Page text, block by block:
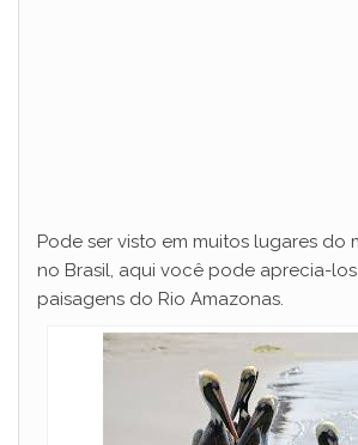
Pode ser visto em muitos lugares do
no Brasil, aqui você pode aprecia-
paisagens do Rio Amazonas.